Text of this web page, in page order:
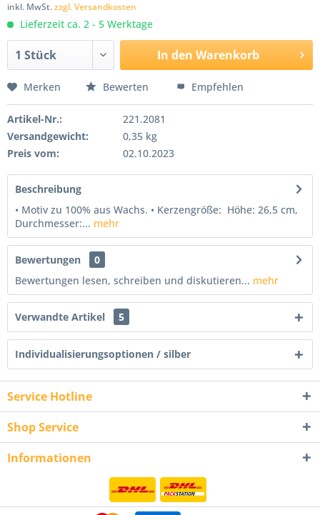
inkl. MwSt.zzgl. Versandkosten
Lieferzeit ca. 2 - 5 Werktage
In den Warenkorb
Merken Bewerten Empfehlen
Artikel-Nr.:
221.2081
Versandgewicht:
0,35 kg
Preis vom:
02.10.2023
Beschreibung
• Motiv zu 100% aus Wachs. • Kerzengröße: Höhe: 26,5 cm,
Durchmesser:... mehr
Bewertungen
0
Bewertungen lesen, schreiben und diskutieren... mehr
Verwandte Artikel 5
Individualisierungsoptionen / silber
Service Hotline
Shop Service
Informationen